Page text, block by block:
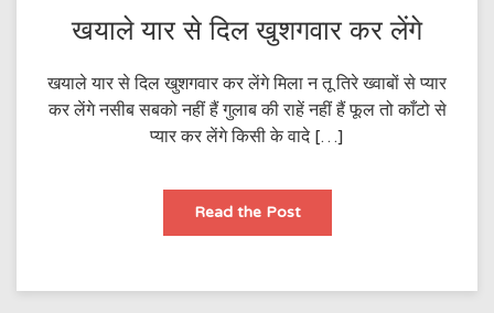
खयाले यार से दिल खुशगवार कर लेंगे
खयाले यार से दिल खुशगवार कर लेंगे मिला न तू तिरे ख्वाबों से प्यार
कर लेंगे नसीब सबको नहीं हैं गुलाब की राहें नहीं हैं फूल तो काँटो से
प्यार कर लेंगे किसी के वादे […]
Read the Postखयाले
से
कर